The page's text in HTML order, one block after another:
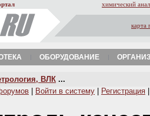
химический
карта
ОБОРУДОВАНИЕ
ВЛК ...
Войти в систему Регистрация